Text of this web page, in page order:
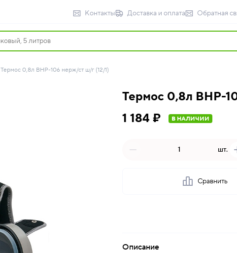
Контакты Доставка и оплата Обратная
Термос 0,8л BHP-106 нерж/ст ш/г (12/1)
Термос 0,8л BHP-
1 184 ₽
В НАЛИЧИИ
шт.
Сравнить
Описание